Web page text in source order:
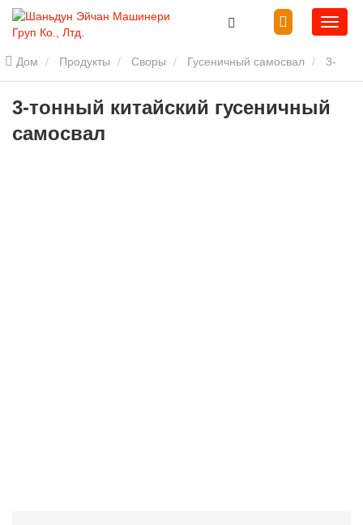
Дом Продукты Своры Гусеничный самосвал
тонный китайский гусеничный самосвал
3-тонный китайский гусеничный
самосвал